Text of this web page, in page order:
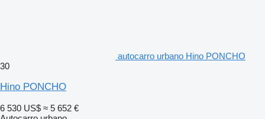
autocarro urbano Hino PONCHO
30
Hino PONCHO
6 530 US$ ≈ 5 652 €